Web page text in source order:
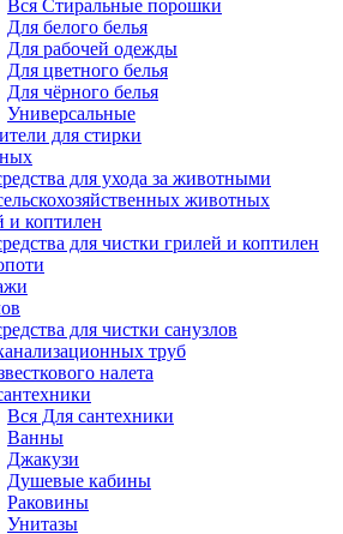
Вся Стиральные порошки
Для белого белья
Для рабочей одежды
Для цветного белья
Для чёрного белья
Универсальные
для стирки
для ухода за животными
животных
и коптилен
для чистки грилей и коптилен
для чистки санузлов
труб
налета
Вся Для сантехники
Ванны
Джакузи
Душевые кабины
Раковины
Унитазы